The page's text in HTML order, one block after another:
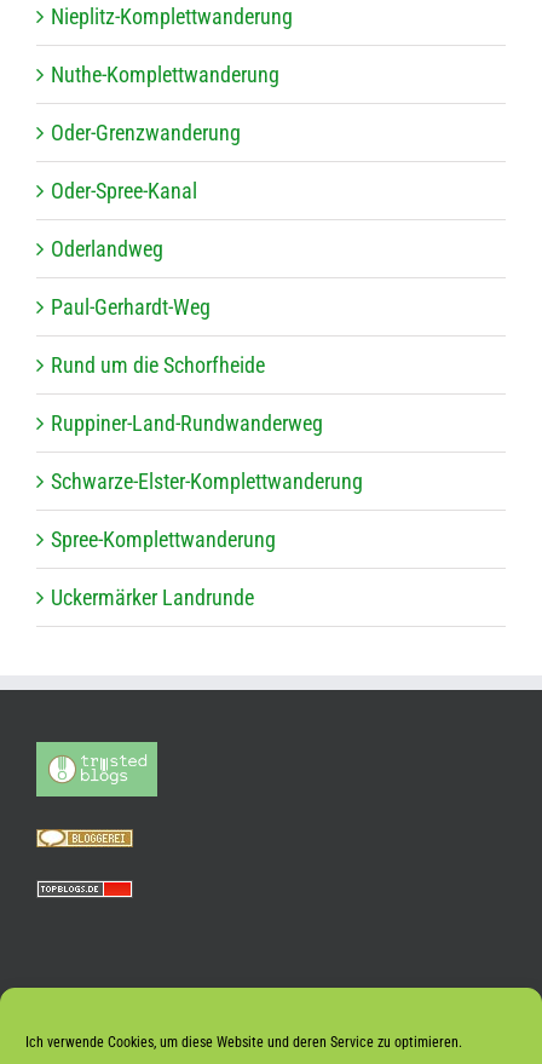
Ich verwende Cookies, um diese Website und deren Service zu optimieren.
Nie­plitz-Kom­plett­wan­de­rung
Nuthe-Kom­plett­wan­de­rung
Oder-Grenz­wan­de­rung
Oder-Spree-Kanal
Oder­land­weg
Paul-Ger­hardt-Weg
Rund um die Schorfheide
Rup­pi­ner-Land-Rund­wan­der­weg
Schwarze-Els­ter-Kom­plett­wan­de­rung
Spree-Kom­plett­wan­de­rung
Ucker­mär­ker Landrunde